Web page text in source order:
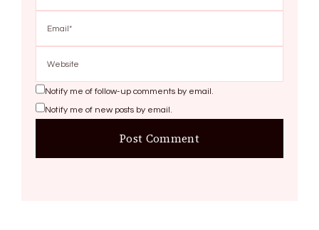
Notify me of follow-up comments by email.
Notify me of new posts by email.